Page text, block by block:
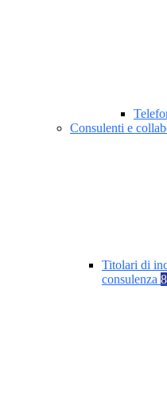
Consulenti e
Titolari di
consulenza 8